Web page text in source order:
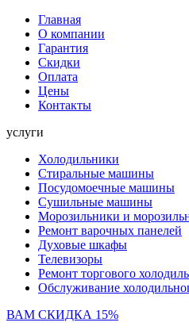
Главная
О компании
Гарантия
Скидки
Оплата
Цены
Контакты
услуги
Холодильники
Стиральные машины
Посудомоечные машины
Сушильные машины
Морозильники и
Ремонт варочных панелей
Духовые шкафы
Телевизоры
Ремонт торгового
Обслуживание
ВАМ СКИДКА 15%